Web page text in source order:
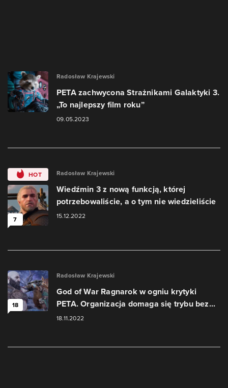
Radosław Krajewski
PETA zachwycona Strażnikami Galaktyki 3.
„To najlepszy film roku”
09.05.2023
HOT
7
Radosław Krajewski
Wiedźmin 3 z nową funkcją, której
potrzebowaliście, a o tym nie wiedzieliście
15.12.2022
18
Radosław Krajewski
God of War Ragnarok w ogniu krytyki
PETA. Organizacja domaga się trybu bez...
18.11.2022